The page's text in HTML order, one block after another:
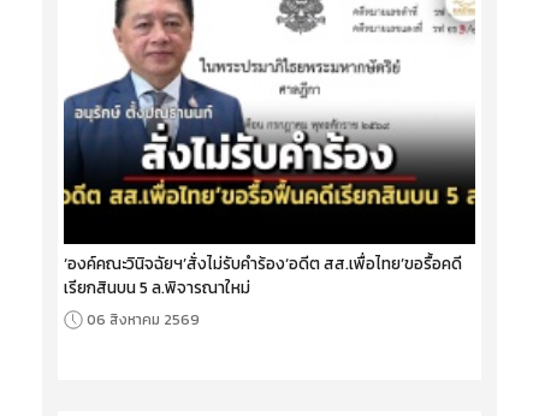
‘องค์คณะวินิจฉัยฯ’สั่งไม่รับคำร้อง‘อดีต สส.เพื่อไทย’ขอรื้อคดี
เรียกสินบน 5 ล.พิจารณาใหม่
06 สิงหาคม 2569